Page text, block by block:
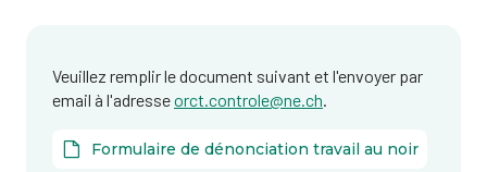
Veuillez remplir le document suivant et l'envoyer par
email à l'adresseorct.controle@ne.ch.
Formulaire de dénonciation travail au noir